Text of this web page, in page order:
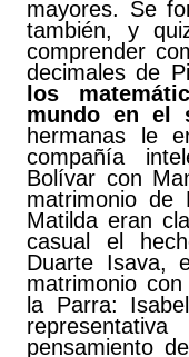
mayores. Se
también, y
comprender
decimales de
los
mundo en el
hermanas le
compañía
Bolívar con
matrimonio de
Matilda eran
casual el
Duarte Isava,
matrimonio
la Parra:
pensamiento